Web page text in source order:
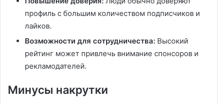
профиль с большим количеством подписчиков и
лайков.
Возможности для сотрудничества: Высокий
рейтинг может привлечь внимание спонсоров и
рекламодателей.
Минусы накрутки